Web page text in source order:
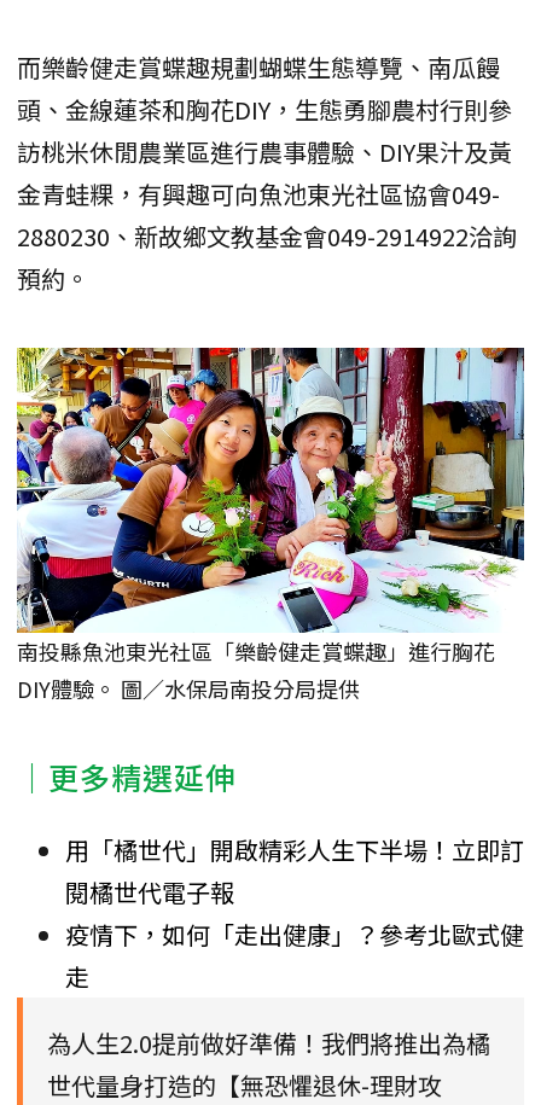
而樂齡健走賞蝶趣規劃蝴蝶生態導覽、南瓜饅
頭、金線蓮茶和胸花DIY，生態勇腳農村行則參
訪桃米休閒農業區進行農事體驗、DIY果汁及黃
金青蛙粿，有興趣可向魚池東光社區協會049-
2880230、新故鄉文教基金會049-2914922洽詢
預約。
南投縣魚池東光社區「樂齡健走賞蝶趣」進行胸花
DIY體驗。 圖／水保局南投分局提供
｜更多精選延伸
用「橘世代」開啟精彩人生下半場！立即訂
閱橘世代電子報
疫情下，如何「走出健康」？參考北歐式健
走
為人生2.0提前做好準備！我們將推出為橘
世代量身打造的【無恐懼退休-理財攻